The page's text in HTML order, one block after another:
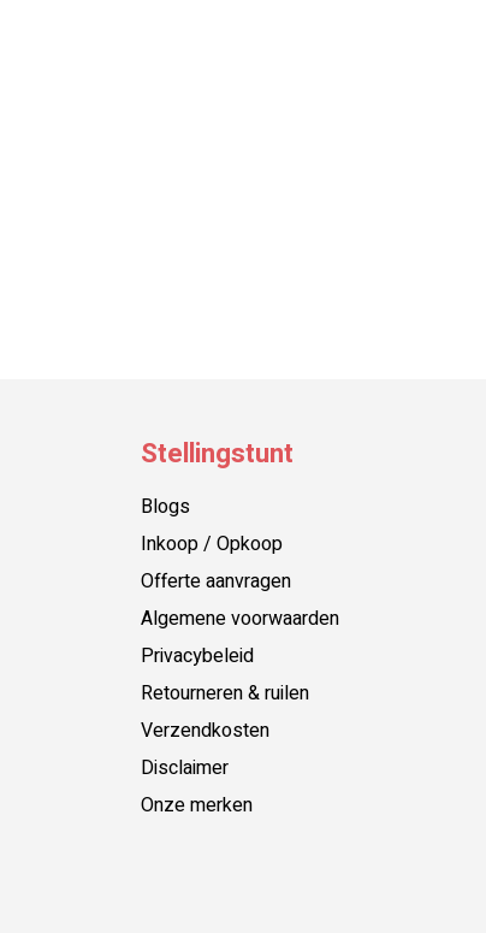
Stellingstunt
Blogs
Inkoop / Opkoop
Offerte aanvragen
Algemene voorwaarden
Privacybeleid
Retourneren & ruilen
Verzendkosten
Disclaimer
Onze merken